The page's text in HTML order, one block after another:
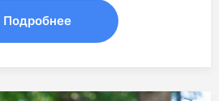
Подробнее